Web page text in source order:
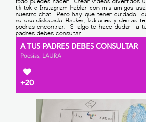
A TUS PADRES DEBES CONSULTAR
Poesías, LAURA
+20